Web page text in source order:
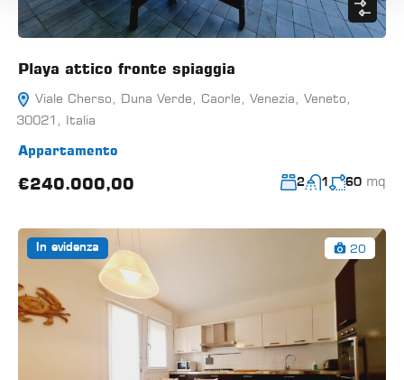
Playa attico fronte spiaggia
Viale Cherso, Duna Verde, Caorle, Venezia, Veneto,
30021, Italia
Appartamento
€240.000,00 2 1 60 mq
In evidenza 20